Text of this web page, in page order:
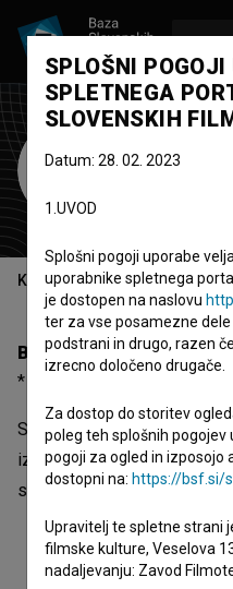
Kazalo
Biografija
* 08.07.1977, Maribor,
Sabina Cvilak, rojena
izvajalka glasbe. Najnovejši
sodelovala, jeVedno mlada
SPLOŠNI POGOJI
SPLETNEGA
SLOVENSKIH
Datum: 28. 02. 2023
1.UVOD
Splošni pogoji uporabe
uporabnike spletnega
je dostopen na naslovu
ter za vse posamezne
podstrani in drugo, razen
izrecno določeno drugače.
Za dostop do storitev
poleg teh splošnih pogojev
pogoji za ogled in izposojo
dostopni na: https://bsf.si/
Upravitelj te spletne strani
filmske kulture, Veselova
nadaljevanju: Zavod